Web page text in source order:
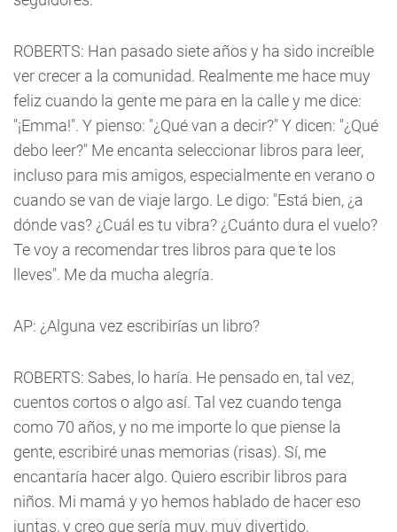
ROBERTS: Han pasado siete años y ha sido increíble
ver crecer a la comunidad. Realmente me hace muy
feliz cuando la gente me para en la calle y me dice:
"¡Emma!". Y pienso: "¿Qué van a decir?" Y dicen: "¿Qué
debo leer?" Me encanta seleccionar libros para leer,
incluso para mis amigos, especialmente en verano o
cuando se van de viaje largo. Le digo: "Está bien, ¿a
dónde vas? ¿Cuál es tu vibra? ¿Cuánto dura el vuelo?
Te voy a recomendar tres libros para que te los
lleves". Me da mucha alegría.
AP: ¿Alguna vez escribirías un libro?
ROBERTS: Sabes, lo haría. He pensado en, tal vez,
cuentos cortos o algo así. Tal vez cuando tenga
como 70 años, y no me importe lo que piense la
gente, escribiré unas memorias (risas). Sí, me
encantaría hacer algo. Quiero escribir libros para
niños. Mi mamá y yo hemos hablado de hacer eso
juntas, y creo que sería muy, muy divertido,